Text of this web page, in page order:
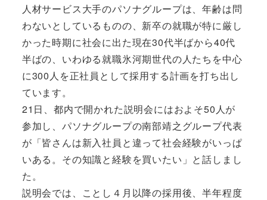
人材サービス大手のパソナグループは、年齢は問
わないとしているものの、新卒の就職が特に厳し
かった時期に社会に出た現在30代半ばから40代
半ばの、いわゆる就職氷河期世代の人たちを中心
に300人を正社員として採用する計画を打ち出し
ています。
21日、都内で開かれた説明会にはおよそ50人が
参加し、パソナグループの南部靖之グループ代表
が「皆さんは新入社員と違って社会経験がいっぱ
いある。その知識と経験を買いたい」と話しまし
た。
説明会では、ことし４月以降の採用後、半年程度